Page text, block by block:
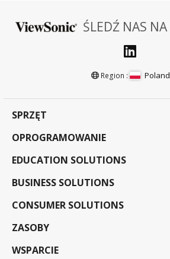
ŚLEDŹ NAS NA
Region : Poland
SPRZĘT
OPROGRAMOWANIE
EDUCATION SOLUTIONS
BUSINESS SOLUTIONS
CONSUMER SOLUTIONS
ZASOBY
WSPARCIE